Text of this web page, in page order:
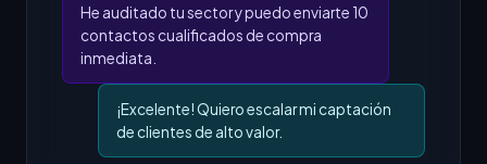
He auditado tu sector y puedo enviarte 10
contactos cualificados de compra
inmediata.
¡Excelente! Quiero escalar mi captación
de clientes de alto valor.